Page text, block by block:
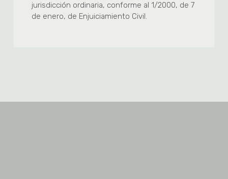
jurisdicción ordinaria, conforme al 1/2000, de 7
de enero, de Enjuiciamiento Civil.